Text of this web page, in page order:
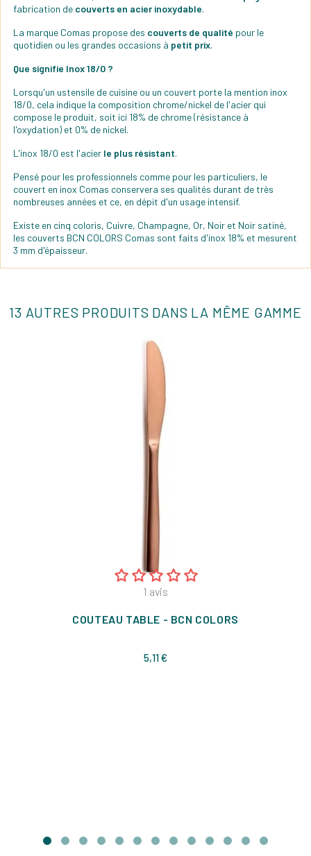
fabrication de couverts en acier inoxydable.
La marque Comas propose des couverts de qualité pour le
quotidien ou les grandes occasions à petit prix.
Que signifie Inox 18/0 ?
Lorsqu'un ustensile de cuisine ou un couvert porte la mention inox
18/0, cela indique la composition chrome/nickel de l'acier qui
compose le produit, soit ici 18% de chrome (résistance à
l'oxydation) et 0% de nickel.
L'inox 18/0 est l'acier le plus résistant.
Pensé pour les professionnels comme pour les particuliers, le
couvert en inox Comas conservera ses qualités durant de très
nombreuses années et ce, en dépit d'un usage intensif.
Existe en cinq coloris, Cuivre, Champagne, Or, Noir et Noir satiné,
les couverts BCN COLORS Comas sont faits d'inox 18% et mesurent
3 mm d'épaisseur.
13 AUTRES PRODUITS DANS LA MÊME GAMME
1 avis
COUTEAU TABLE - BCN COLORS
5,11 €